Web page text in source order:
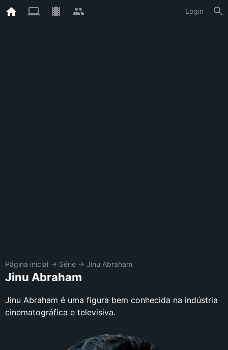
Login
Página inicial → Série → Jinu Abraham
Jinu Abraham
Jinu Abraham é uma figura bem conhecida na indústria
cinematográfica e televisiva.